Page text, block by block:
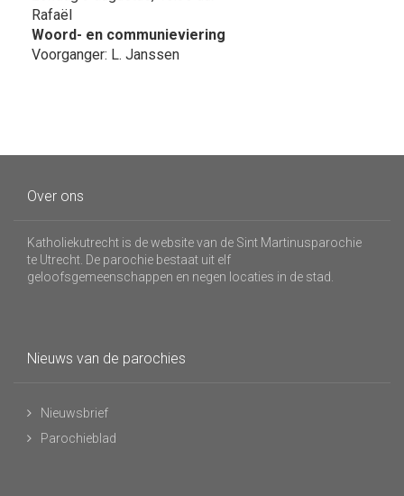
Rafaël
Woord- en communieviering
Voorganger: L. Janssen
Over ons
Katholiekutrecht is de website van de Sint Martinusparochie
te Utrecht. De parochie bestaat uit elf
geloofsgemeenschappen en negen locaties in de stad.
Nieuws van de parochies
Nieuwsbrief
Parochieblad